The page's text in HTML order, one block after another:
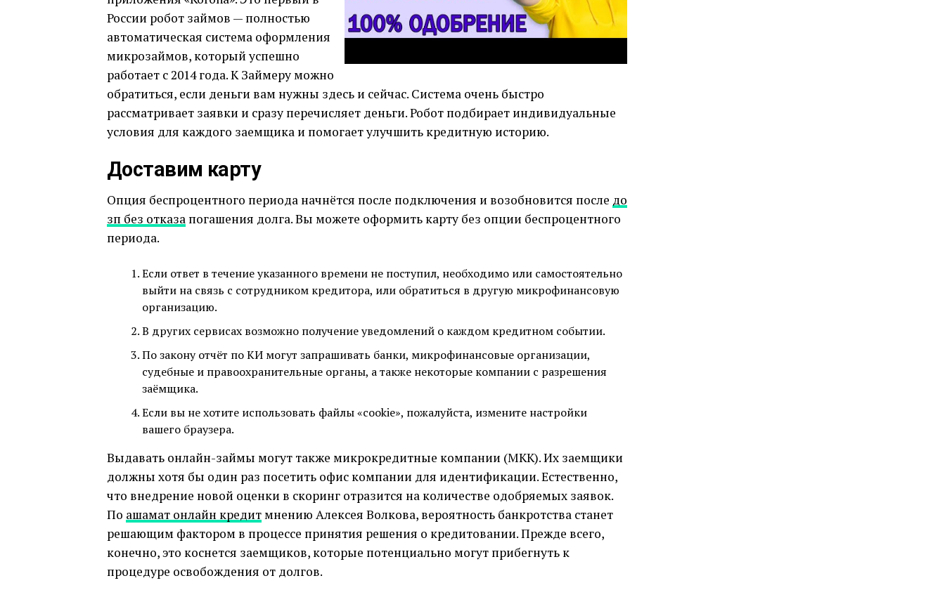
России робот займов — полностью
автоматическая система оформления
микрозаймов, который успешно
работает с 2014 года. К Займеру можно
обратиться, если деньги вам нужны здесь и сейчас. Система очень быстро
рассматривает заявки и сразу перечисляет деньги. Робот подбирает индивидуальные
условия для каждого заемщика и помогает улучшить кредитную историю.
Доставим карту
Опция беспроцентного периода начнётся после подключения и возобновится после до
зп без отказа погашения долга. Вы можете оформить карту без опции беспроцентного
периода.
Если ответ в течение указанного времени не поступил, необходимо или самостоятельно
выйти на связь с сотрудником кредитора, или обратиться в другую микрофинансовую
организацию.
В других сервисах возможно получение уведомлений о каждом кредитном событии.
По закону отчёт по КИ могут запрашивать банки, микрофинансовые организации,
судебные и правоохранительные органы, а также некоторые компании с разрешения
заёмщика.
Если вы не хотите использовать файлы «cookie», пожалуйста, измените настройки
вашего браузера.
Выдавать онлайн-займы могут также микрокредитные компании (МКК). Их заемщики
должны хотя бы один раз посетить офис компании для идентификации. Естественно,
что внедрение новой оценки в скоринг отразится на количестве одобряемых заявок.
По ақшамат онлайн кредитмнению Алексея Волкова, вероятность банкротства станет
решающим фактором в процессе принятия решения о кредитовании. Прежде всего,
конечно, это коснется заемщиков, которые потенциально могут прибегнуть к
процедуре освобождения от долгов.